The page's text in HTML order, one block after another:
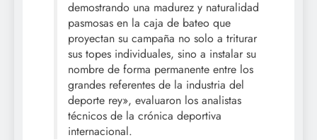
demostrando una madurez y naturalidad
pasmosas en la caja de bateo que
proyectan su campaña no solo a triturar
sus topes individuales, sino a instalar su
nombre de forma permanente entre los
grandes referentes de la industria del
deporte rey», evaluaron los analistas
técnicos de la crónica deportiva
internacional.